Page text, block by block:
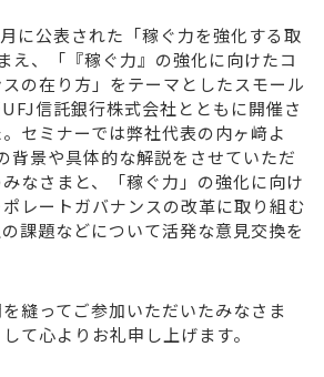
に公表された「稼ぐ力を強化する取
え、「『稼ぐ力』の強化に向けたコ
の在り方」をテーマとしたスモール
信託銀行株式会社とともに開催さ
セミナーでは弊社代表の内ヶ﨑よ
背景や具体的な解説をさせていただ
なさまと、「稼ぐ力」の強化に向け
レートガバナンスの改革に取り組む
課題などについて活発な意見交換を
縫ってご参加いただいたみなさま
て心よりお礼申し上げます。